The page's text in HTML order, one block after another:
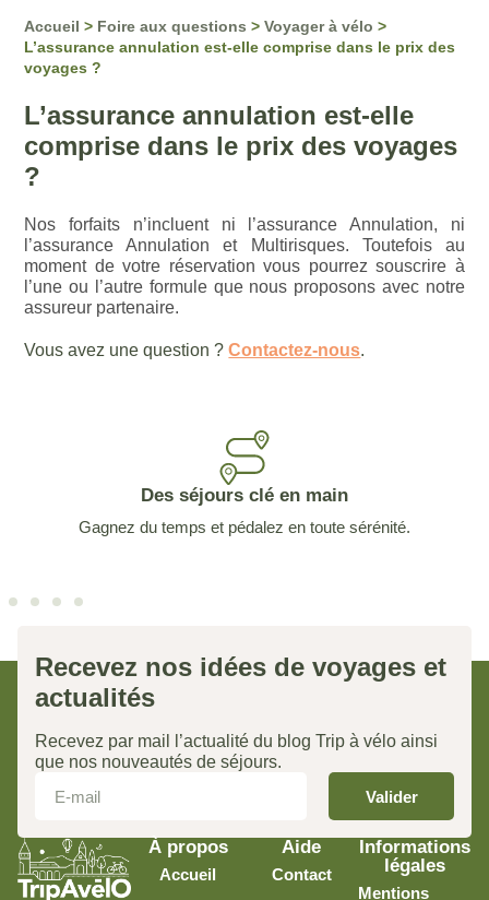
Accueil > Foire aux questions >Voyager à vélo >
L’assurance annulation est-elle comprise dans le prix des
voyages ?
L’assurance annulation est-elle
comprise dans le prix des voyages
?
Nos forfaits n’incluent ni l’assurance Annulation, ni
l’assurance Annulation et Multirisques. Toutefois au
moment de votre réservation vous pourrez souscrire à
l’une ou l’autre formule que nous proposons avec notre
assureur partenaire.
Vous avez une question ?Contactez-nous.
Des séjours clé en main
Gagnez du temps et pédalez en toute sérénité.
Recevez nos idées de voyages et
actualités
Recevez par mail l’actualité du blog Trip à vélo ainsi
que nos nouveautés de séjours.
Valider
À propos
Accueil
Aide
Contact
Informations
légales
Mentions